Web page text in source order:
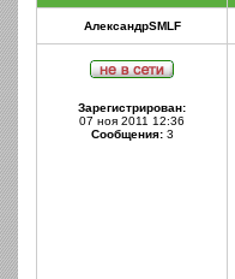
АлександрSMLF
Зарегистрирован:
07 ноя 2011 12:36
Сообщения:3